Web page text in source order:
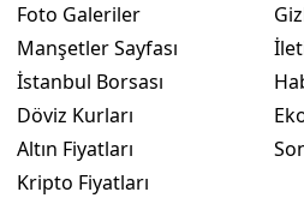
Foto Galeriler
Manşetler Sayfası
İstanbul Borsası
Döviz Kurları
Altın Fiyatları
Kripto Fiyatları